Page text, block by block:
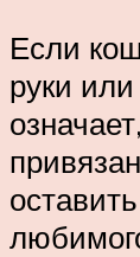
Если
руки